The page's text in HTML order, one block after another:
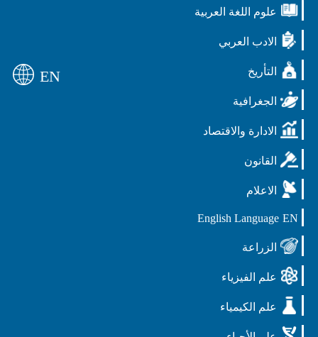
علوم اللغة العربية
الادب العربي
التأريخ
الجغرافية
الادارة والاقتصاد
القانون
الاعلام
EN
English Language
الزراعة
علم الفيزياء
علم الكيمياء
EN